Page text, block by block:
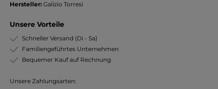
Hersteller: Galizio Torresi
Unsere Vorteile
Schneller Versand (Di - Sa)
Familiengeführtes Unternehmen
Bequemer Kauf auf Rechnung
Unsere Zahlungsarten: